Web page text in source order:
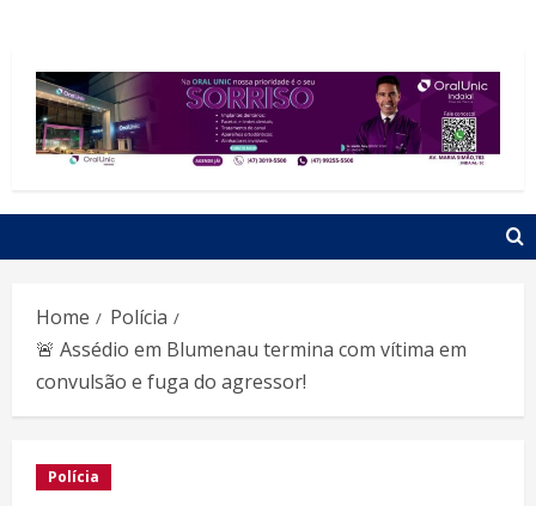
Home
Polícia
🚨 Assédio em Blumenau termina com vítima em
convulsão e fuga do agressor!
Polícia